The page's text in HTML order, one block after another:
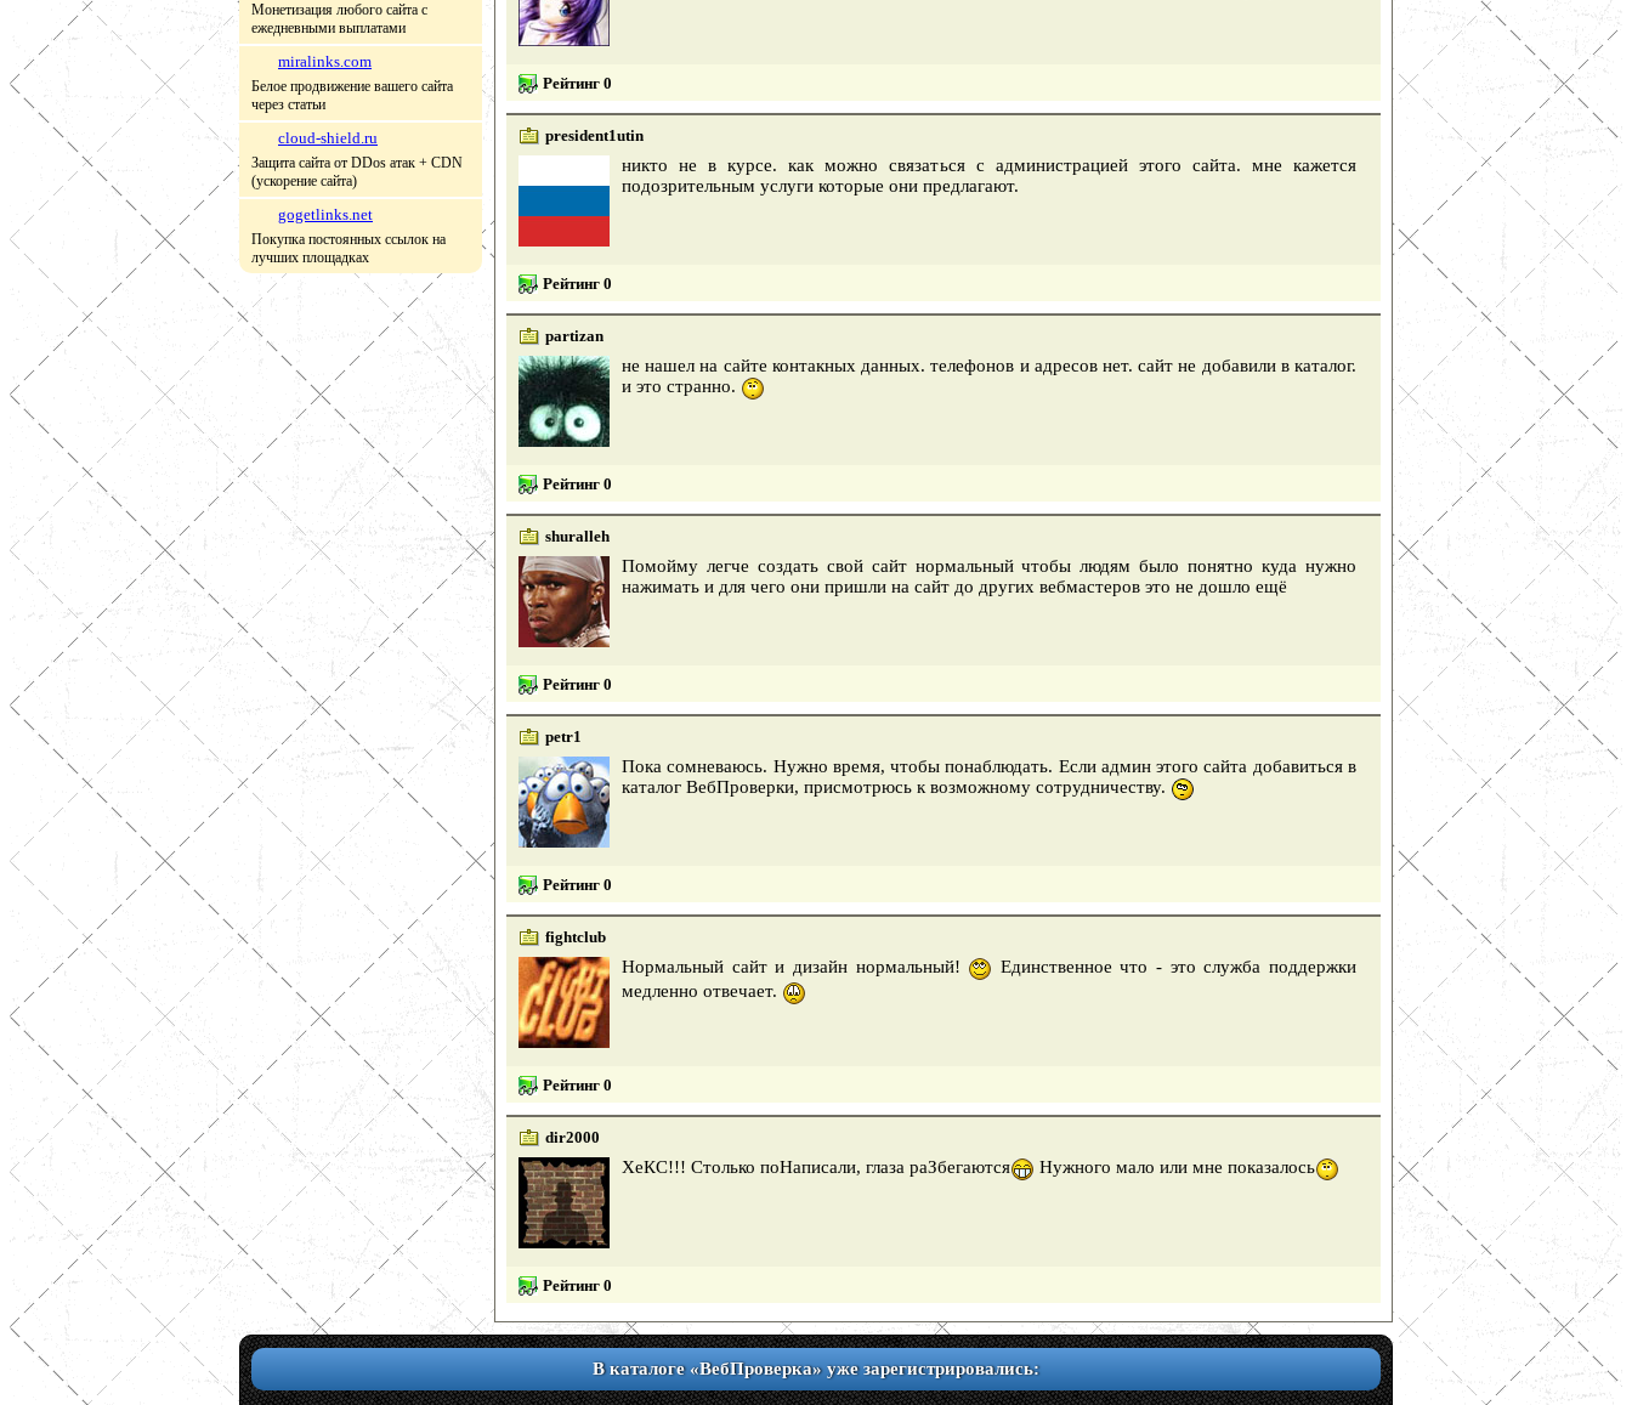
Монетизация любого сайта с
ежедневными выплатами
miralinks.com
Белое продвижение вашего сайта
через статьи
cloud-shield.ru
Защита сайта от DDos атак + CDN
(ускорение сайта)
gogetlinks.net
Покупка постоянных ссылок на
лучших площадках
Рейтинг 0
president1utin
никто не в курсе. как можно связаться с администрацией этого сайта. мне кажется
подозрительным услуги которые они предлагают.
Рейтинг 0
partizan
не нашел на сайте контакных данных. телефонов и адресов нет. сайт не добавили в каталог.
и это странно.
Рейтинг 0
shuralleh
Помойму легче создать свой сайт нормальный чтобы людям было понятно куда нужно
нажимать и для чего они пришли на сайт до других вебмастеров это не дошло ещё
Рейтинг 0
petr1
Пока сомневаюсь. Нужно время, чтобы понаблюдать. Если админ этого сайта добавиться в
каталог ВебПроверки, присмотрюсь к возможному сотрудничеству.
Рейтинг 0
fightclub
Нормальный сайт и дизайн нормальный!
Единственное что - это служба поддержки
медленно отвечает.
Рейтинг 0
dir2000
ХеКС!!! Столько поНаписали, глаза раЗбегаются Нужного мало или мне показалось
Рейтинг 0
В каталоге «ВебПроверка» уже зарегистрировались: